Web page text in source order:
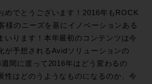
めでとうございます！2016年もROCK
様のニーズを基にイノベーションある
いります！本年最初のコンテンツは今
が予想されるAvidソリューションの
間に渡って2016年はどう変わるの
性はどのうようなものになるのか、今